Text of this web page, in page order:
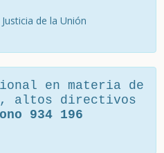
de la Unión
en materia de
altos directivos
934 196